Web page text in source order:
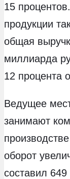
15
продукции
общая
миллиарда
12 процента
Ведущее
занимают
оборот
составил